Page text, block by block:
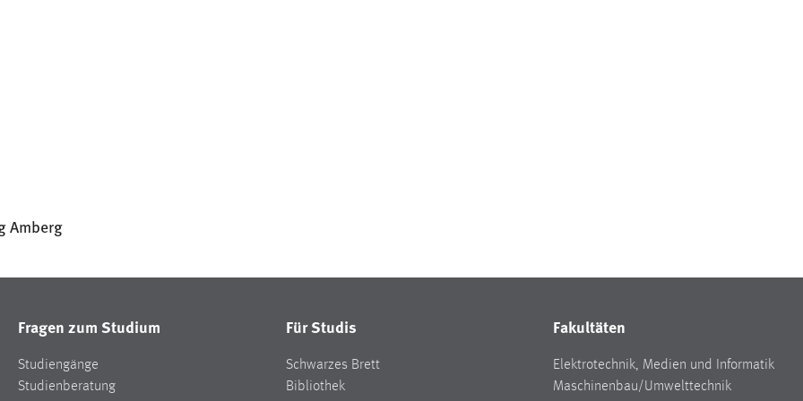
Amberg
Fragen zum Studium
Studiengänge
Studienberatung
Für Studis
Schwarzes Brett
Bibliothek
Fakultäten
Elektrotechnik, Medien und Informatik
Maschinenbau/Umwelttechnik